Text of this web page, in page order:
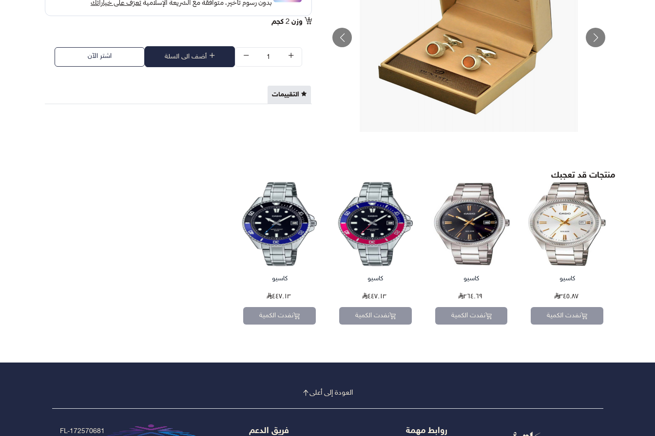
وزن 2 كجم
أضف الى السلة اشتر الآن
التقييمات
منتجات قد تعجبك
كاسيو
٣٤٥.٨٧
نفدت الكمية
كاسيو
٢٦٤.٦٩
نفدت الكمية
كاسيو
٤٤٧.١٣
نفدت الكمية
كاسيو
٤٤٧.١٣
نفدت الكمية
العودة إلى أعلى
روابط مهمة فريق الدعم FL-172570681